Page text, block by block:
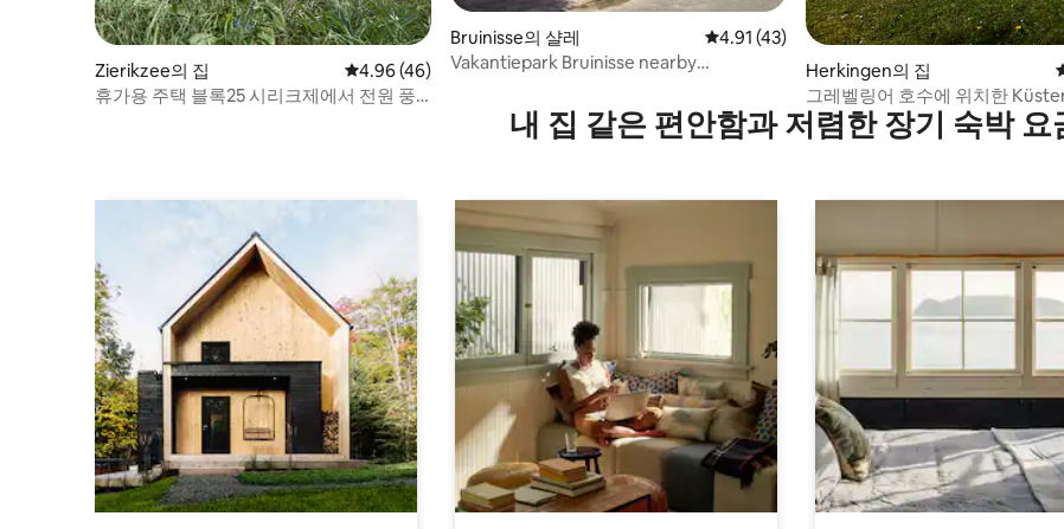
Zierikzee의 집 평점 4.96점(5점 만점), 후기 46개
4.96 (46)
휴가용 주택 블록25 시리크제에서 전원 풍
Bruinisse의 샬레 평점 4.91점(5점 만점), 후기 43개
4.91 (43)
Vakantiepark Bruinisse nearby
Herkingen의 집
그레벨링어 호수에 위치한
갈로 40 A
내 집 같은 편안함과 저렴한 장기 숙박 요